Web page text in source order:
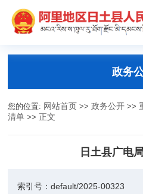
政务
您的位置: 网站首页 >>政务公开 >>
清单 >> 正文
日土县广电
索引号：default/2025-00323